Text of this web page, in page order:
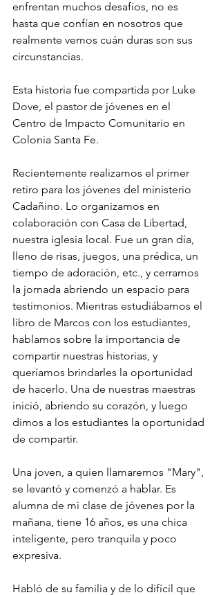
enfrentan muchos desafíos, no es
hasta que confían en nosotros que
realmente vemos cuán duras son sus
circunstancias.
Esta historia fue compartida por Luke
Dove, el pastor de jóvenes en el
Centro de Impacto Comunitario en
Colonia Santa Fe.
Recientemente realizamos el primer
retiro para los jóvenes del ministerio
Cadañino. Lo organizamos en
colaboración con Casa de Libertad,
nuestra iglesia local. Fue un gran día,
lleno de risas, juegos, una prédica, un
tiempo de adoración, etc., y cerramos
la jornada abriendo un espacio para
testimonios. Mientras estudiábamos el
libro de Marcos con los estudiantes,
hablamos sobre la importancia de
compartir nuestras historias, y
queríamos brindarles la oportunidad
de hacerlo. Una de nuestras maestras
inició, abriendo su corazón, y luego
dimos a los estudiantes la oportunidad
de compartir.
Una joven, a quien llamaremos "Mary",
se levantó y comenzó a hablar. Es
alumna de mi clase de jóvenes por la
mañana, tiene 16 años, es una chica
inteligente, pero tranquila y poco
expresiva.
Habló de su familia y de lo difícil que